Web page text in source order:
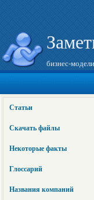
бизнес-
Статьи
Скачать файлы
Некоторые факты
Глоссарий
Названия компаний